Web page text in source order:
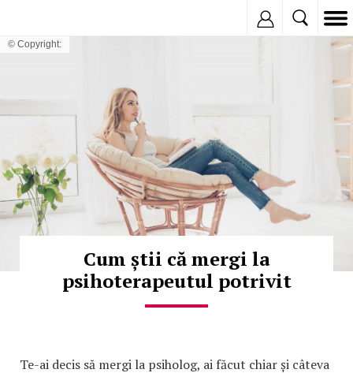
© Copyright:
Cum știi că mergi la
psihoterapeutul potrivit
Te-ai decis să mergi la psiholog, ai făcut chiar și câteva